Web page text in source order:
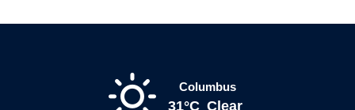
Columbus
31°C Clear